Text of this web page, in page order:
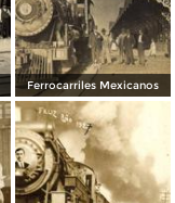
Ferrocarriles Mexicanos